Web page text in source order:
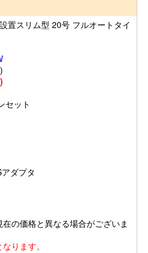
置スリム型 20号 フルオートタイ
セット
ダプタ
の価格と異なる場合がございま
ります。